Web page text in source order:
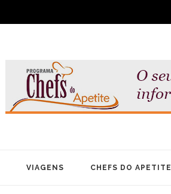
VIAGENS CHEFS DO APETITE